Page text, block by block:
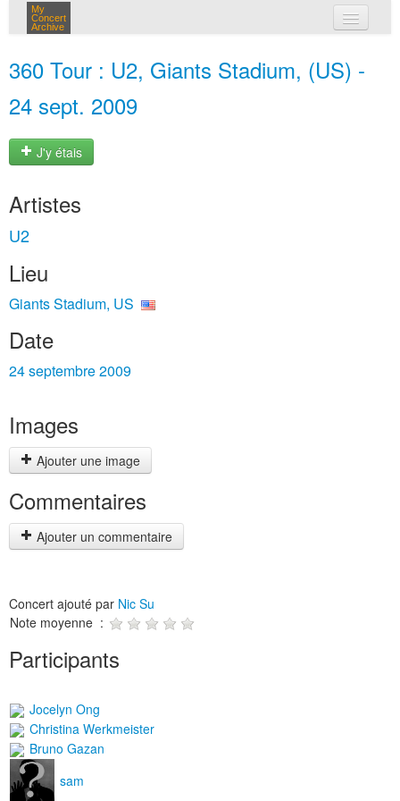
My
Concert
Archive
360 Tour : U2, Giants Stadium, (US) -
24 sept. 2009
J'y étais
Artistes
U2
Lieu
Giants Stadium, US
Date
24 septembre 2009
Images
Ajouter une image
Commentaires
Ajouter un commentaire
Concert ajouté par Nic Su
Note moyenne :
Participants
Jocelyn Ong
Christina Werkmeister
Bruno Gazan
sam